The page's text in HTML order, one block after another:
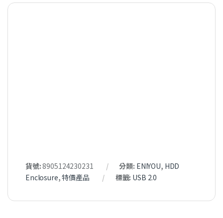
貨號:8905124230231 分類: ENIYOU, HDD
Enclosure,特價產品 標籤: USB 2.0